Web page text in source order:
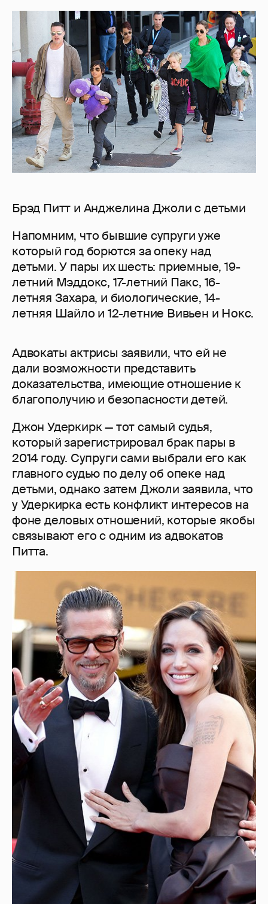
Брэд Питт и Анджелина Джоли с детьми
Напомним, что бывшие супруги уже
который год борются за опеку над
детьми. У пары их шесть: приемные, 19-
летний Мэддокс, 17-летний Пакс, 16-
летняя Захара, и биологические, 14-
летняя Шайло и 12-летние Вивьен и Нокс.
Адвокаты актрисы заявили, что ей не
дали возможности представить
доказательства, имеющие отношение к
благополучию и безопасности детей.
Джон Удеркирк — тот самый судья,
который зарегистрировал брак пары в
2014 году. Супруги сами выбрали его как
главного судью по делу об опеке над
детьми, однако затем Джоли заявила, что
у Удеркирка есть конфликт интересов на
фоне деловых отношений, которые якобы
связывают его с одним из адвокатов
Питта.